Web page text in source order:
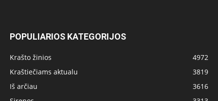
POPULIARIOS KATEGORIJOS
Krašto žinios
4972
Kraštiečiams aktualu
3819
Iš arčiau
3616